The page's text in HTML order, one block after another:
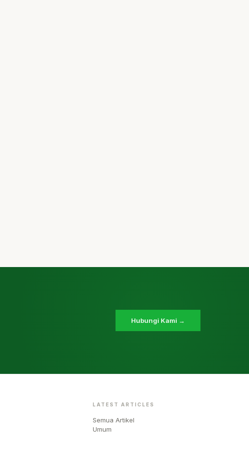
Hubungi Kami →
LATEST ARTICLES
Semua Artikel
Umum